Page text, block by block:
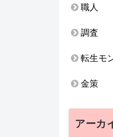
職人
調査
転生モ
金策
アーカ